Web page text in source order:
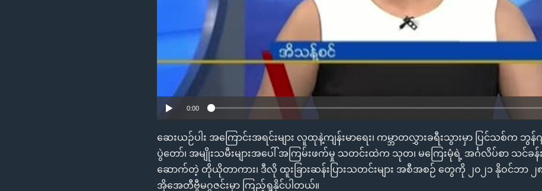
0:00
ဆေးယဉ်ပါး အကြောင်းအရင်းများ လူထုနဲ့ကျန်းမာရေး၊ ကမ္ဘာတလွှားခရီးသွားမှာ ပြင်သစ်က ဘွ
ပွဲတော်၊ အမျိုးသမီးများအပေါ် အကြမ်းဖက်မှု သတင်းထဲက သုတ၊ မကြေးမုံရဲ့ အင်္ဂလိပ်စာ သင်ခ
ဆောက်တဲ့ တိုယိုတာကား၊ ဒီလို ထူးခြားဆန်းပြားသတင်းများ အစီအစဉ် တွေကို ၂၀၂၁ နိုဝင်ဘာ ၂၈
အိုအေတီဗွီမဂ္ဂဇင်းမှာ ကြည့်ရှုနိုင်ပါတယ်။